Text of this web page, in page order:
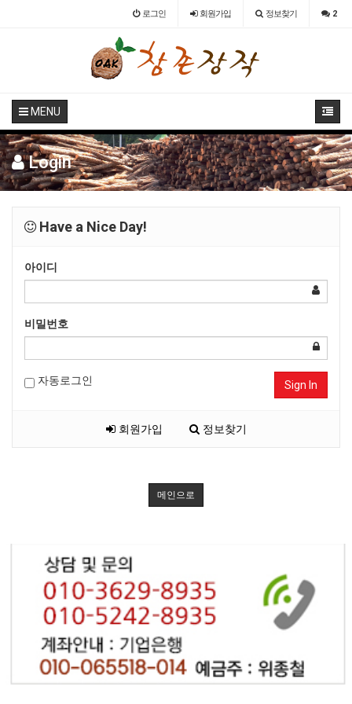
로그인 회원가입 정보찾기 2
MENU
Login
Have a Nice Day!
아이디
비밀번호
자동로그인 Sign In
회원가입 정보찾기
메인으로